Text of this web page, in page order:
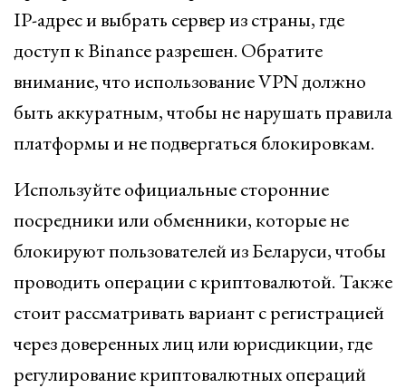
IP-адрес и выбрать сервер из страны, где
доступ к Binance разрешен. Обратите
внимание, что использование VPN должно
быть аккуратным, чтобы не нарушать правила
платформы и не подвергаться блокировкам.
Используйте официальные сторонние
посредники или обменники, которые не
блокируют пользователей из Беларуси, чтобы
проводить операции с криптовалютой. Также
стоит рассматривать вариант с регистрацией
через доверенных лиц или юрисдикции, где
регулирование криптовалютных операций